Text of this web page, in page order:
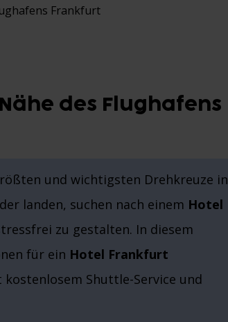
Frankfurt
des Flughafens
und wichtigsten Drehkreuze in
landen, suchen nach einem Hotel
zu gestalten. In diesem
für ein Hotel Frankfurt
Shuttle-Service und